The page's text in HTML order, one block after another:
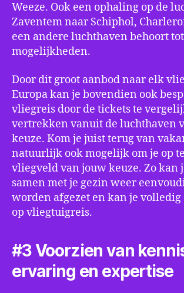
Weeze. Ook een ophaling op de
Zaventem naar Schiphol,
een andere luchthaven behoort
mogelijkheden.
Door dit groot aanbod naar elk
Europa kan je bovendien ook
vliegreis door de tickets te
vertrekken vanuit de luchthaven
keuze. Kom je juist terug van
natuurlijk ook mogelijk om je op
vliegveld van jouw keuze. Zo kan
samen met je gezin weer
worden afgezet en kan je
op vliegtuigreis.
#3 Voorzien van
ervaring en expertise